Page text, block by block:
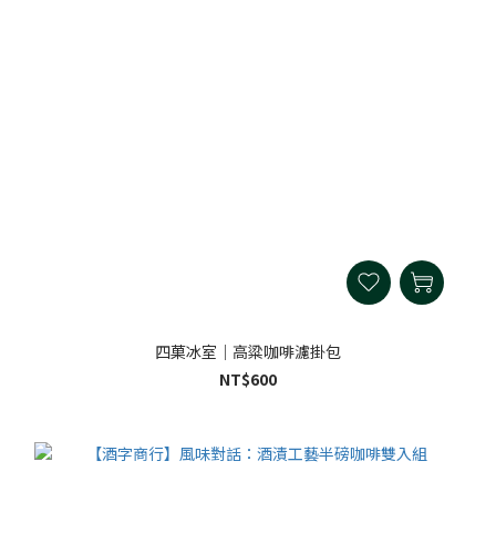
四菓冰室｜高粱咖啡濾掛包
NT$600